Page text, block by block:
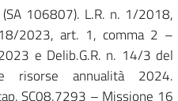
106807). L.R. n. 1/2018,
2023, art. 1, comma 2 –
e Delib.G.R. n. 14/3 del
risorse annualità 2024.
SC08.7293 – Missione 16